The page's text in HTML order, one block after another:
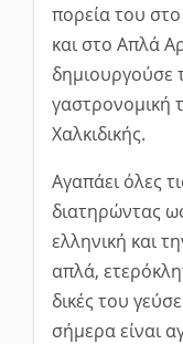
πορεία του στο
και στο Απλά
δημιουργούσε
γαστρονομική
Χαλκιδικής.
Αγαπάει όλες
διατηρώντας
ελληνική και
απλά,
δικές του
σήμερα είναι